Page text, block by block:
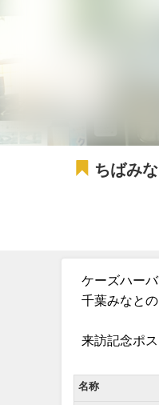
ちばみ
ケーズハー
千葉みなと
来訪記念ポ
名称